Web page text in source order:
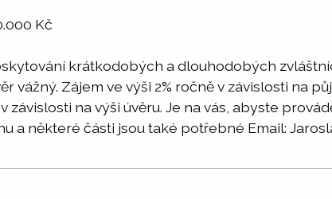
Kč
krátkodobých a dlouhodobých
vážný. Zájem ve výši 2% ročně v závislosti na
závislosti na výši úvěru. Je na vás, abyste
a některé části jsou také potřebné Email: